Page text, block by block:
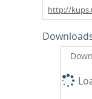
http://